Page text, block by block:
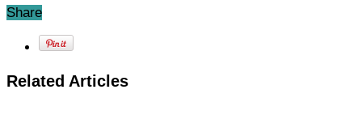
Share
Related Articles